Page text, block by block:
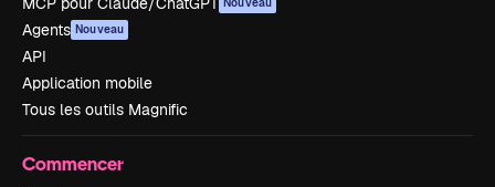
Nouveau
Agents Nouveau
API
Application mobile
Tous les outils Magnific
Commencer